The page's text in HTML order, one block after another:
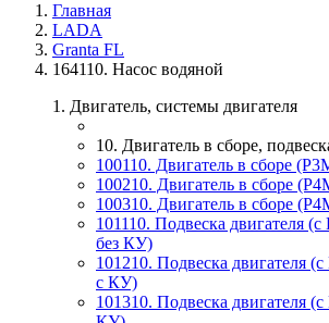
Главная
LADA
Granta FL
164110. Насос водяной
1. Двигатель, системы двигателя
10. Двигатель в сборе,
100110. Двигатель в сборе
100210. Двигатель в сборе
100310. Двигатель в сборе
101110. Подвеска двигателя
без КУ)
101210. Подвеска двигателя
с КУ)
101310. Подвеска двигателя